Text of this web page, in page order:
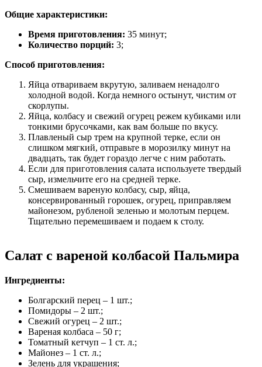
Общие характеристики:
Время приготовления: 35 минут;
Количество порций: 3;
Способ приготовления:
Яйца отвариваем вкрутую, заливаем ненадолго
холодной водой. Когда немного остынут, чистим от
скорлупы.
Яйца, колбасу и свежий огурец режем кубиками или
тонкими брусочками, как вам больше по вкусу.
Плавленый сыр трем на крупной терке, если он
слишком мягкий, отправьте в морозилку минут на
двадцать, так будет гораздо легче с ним работать.
Если для приготовления салата используете твердый
сыр, измельчите его на средней терке.
Смешиваем вареную колбасу, сыр, яйца,
консервированный горошек, огурец, приправляем
майонезом, рубленой зеленью и молотым перцем.
Тщательно перемешиваем и подаем к столу.
Салат с вареной колбасой Пальмира
Ингредиенты:
Болгарский перец – 1 шт.;
Помидоры – 2 шт.;
Свежий огурец – 2 шт.;
Вареная колбаса – 50 г;
Томатный кетчуп – 1 ст. л.;
Майонез – 1 ст. л.;
Зелень для украшения;